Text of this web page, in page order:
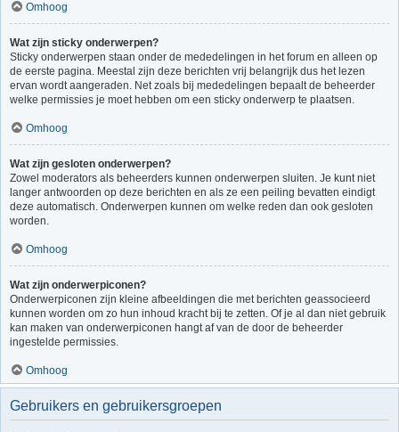
Omhoog
Wat zijn sticky onderwerpen?
Sticky onderwerpen staan onder de mededelingen in het forum en alleen op
de eerste pagina. Meestal zijn deze berichten vrij belangrijk dus het lezen
ervan wordt aangeraden. Net zoals bij mededelingen bepaalt de beheerder
welke permissies je moet hebben om een sticky onderwerp te plaatsen.
Omhoog
Wat zijn gesloten onderwerpen?
Zowel moderators als beheerders kunnen onderwerpen sluiten. Je kunt niet
langer antwoorden op deze berichten en als ze een peiling bevatten eindigt
deze automatisch. Onderwerpen kunnen om welke reden dan ook gesloten
worden.
Omhoog
Wat zijn onderwerpiconen?
Onderwerpiconen zijn kleine afbeeldingen die met berichten geassocieerd
kunnen worden om zo hun inhoud kracht bij te zetten. Of je al dan niet gebruik
kan maken van onderwerpiconen hangt af van de door de beheerder
ingestelde permissies.
Omhoog
Gebruikers en gebruikersgroepen